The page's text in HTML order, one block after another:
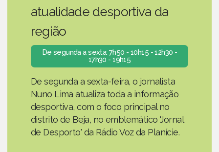
atualidade desportiva da
região
De segunda a sexta: 7h50 - 10h15 - 12h30 -
17h30 - 19h15
De segunda a sexta-feira, o jornalista
Nuno Lima atualiza toda a informação
desportiva, com o foco principal no
distrito de Beja, no emblemático 'Jornal
de Desporto' da Rádio Voz da Planície.